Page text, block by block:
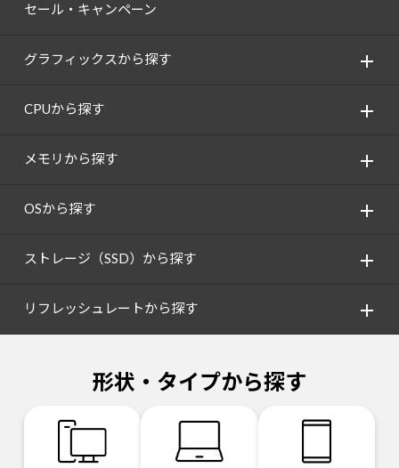
セール・キャンペーン
グラフィックスから探す
CPUから探す
メモリから探す
OSから探す
ストレージ（SSD）から探す
リフレッシュレートから探す
形状・タイプから探す